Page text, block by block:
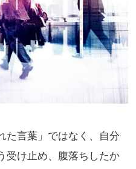
た言葉」ではなく、自分
受け止め、腹落ちしたか